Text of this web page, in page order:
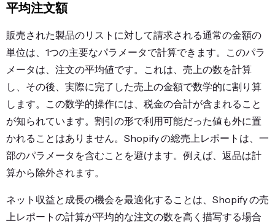
平均注文額
販売された製品のリストに対して請求される通常の金額の
単位は、1つの主要なパラメータで計算できます。このパラ
メータは、注文の平均値です。これは、売上の数を計算
し、その後、実際に完了した売上の金額で数学的に割り算
します。この数学的操作には、税金の合計が含まれること
が知られています。割引の形で利用可能だった値も外に置
かれることはありません。 Shopify の総売上レポート は、一
部のパラメータを含むことを避けます。例えば、返品は計
算から除外されます。
ネット収益と成長の機会を最適化することは、 Shopify の売
上レポート の計算が平均的な注文の数を高く描写する場合